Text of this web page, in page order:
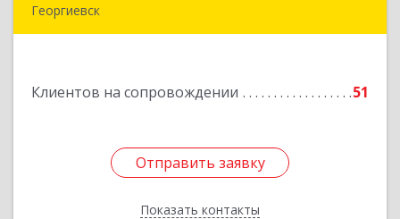
Георгиевск
Клиентов на сопровождении 51
Отправить заявку
Показать контакты
Отправить заявку
Назад